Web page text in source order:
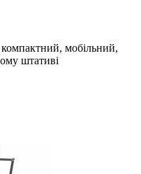
мобільний,
штативі